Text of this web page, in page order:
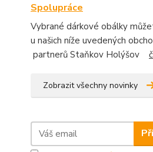
Spolupráce
Vybrané dárkové obálky
u našich níže uvedených
partnerů Staňkov Holýšov
Zobrazit všechny novinky